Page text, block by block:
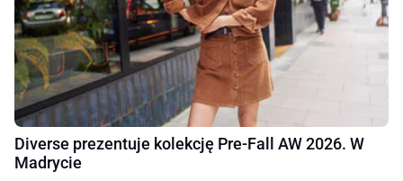
Diverse prezentuje kolekcję Pre-Fall AW 2026. W
Madrycie